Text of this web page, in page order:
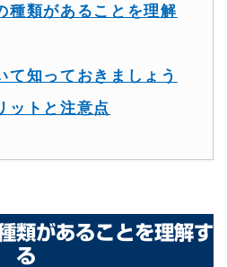
種類があることを理解
て知っておきましょう
ットと注意点
類があることを理解す
る